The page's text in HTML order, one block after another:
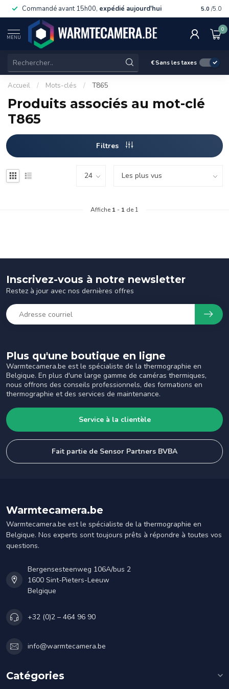
Commandé avant 15h00, expédié aujourd'hui 5.0 /5.0
MENU
0
€Sans les taxes
Accueil / Mots-clés / T865
Produits associés au mot-clé
T865
Filtres
Affiche 1 - 1 de 1
Plus qu'une boutique en ligne
Warmtecamera.be est le spécialiste de la thermographie en
Belgique. En plus d'une large gamme de caméras thermiques,
nous offrons des conseils professionnels, des formations en
thermographie et des services de maintenance.
Service à la clientèle
Fait partie de Sensor Partners BVBA
Inscrivez-vous à notre newsletter
Restez à jour avec nos dernières offres
Warmtecamera.be
Warmtecamera.be est le spécialiste de la thermographie en
Belgique. Nos experts sont toujours prêts à répondre à toutes vos
questions.
Bergensesteenweg 106A/bus 2
1600 Sint-Pieters-Leeuw
Belgique
+32 (0)2 – 464 96 90
info@warmtecamera.be
Catégories